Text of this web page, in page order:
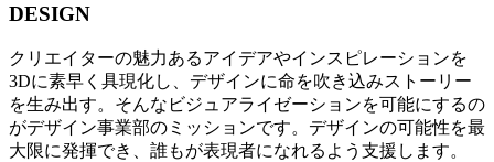
DESIGN
クリエイターの魅力あるアイデアやインスピレーションを
3Dに素早く具現化し、デザインに命を吹き込みストーリー
を生み出す。そんなビジュアライゼーションを可能にするの
がデザイン事業部のミッションです。デザインの可能性を最
大限に発揮でき、誰もが表現者になれるよう支援します。